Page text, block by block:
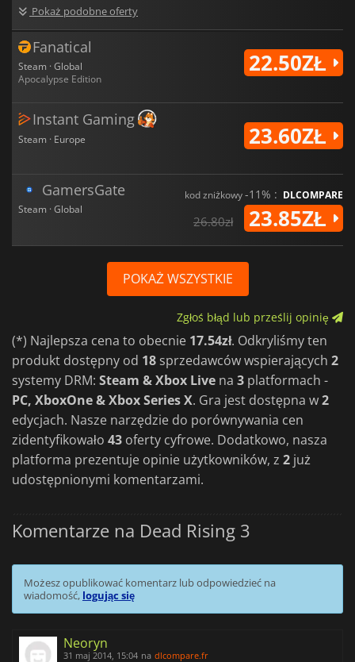
Pokaż podobne oferty
Fanatical
Steam · Global
Apocalypse Edition
22.50ZŁ
Instant Gaming
Steam · Europe 23.60ZŁ
GamersGate
Steam · Global
kod zniżkowy-11% : DLCOMPARE
26.80zł 23.85ZŁ
POKAŻ WSZYSTKIE
Zgłoś błąd lub prześlij opinię
(*) Najlepsza cena to obecnie 17.54zł. Odkryliśmy ten
produkt dostępny od 18 sprzedawców wspierających 2
systemy DRM: Steam & Xbox Live na 3 platformach -
PC, XboxOne & Xbox Series X. Gra jest dostępna w2
edycjach. Nasze narzędzie do porównywania cen
zidentyfikowało 43 oferty cyfrowe. Dodatkowo, nasza
platforma prezentuje opinie użytkowników, z 2 już
udostępnionymi komentarzami.
Komentarze na Dead Rising 3
Możesz opublikować komentarz lub odpowiedzieć na
wiadomość, logując się
Neoryn
31 maj 2014, 15:04 na dlcompare.fr